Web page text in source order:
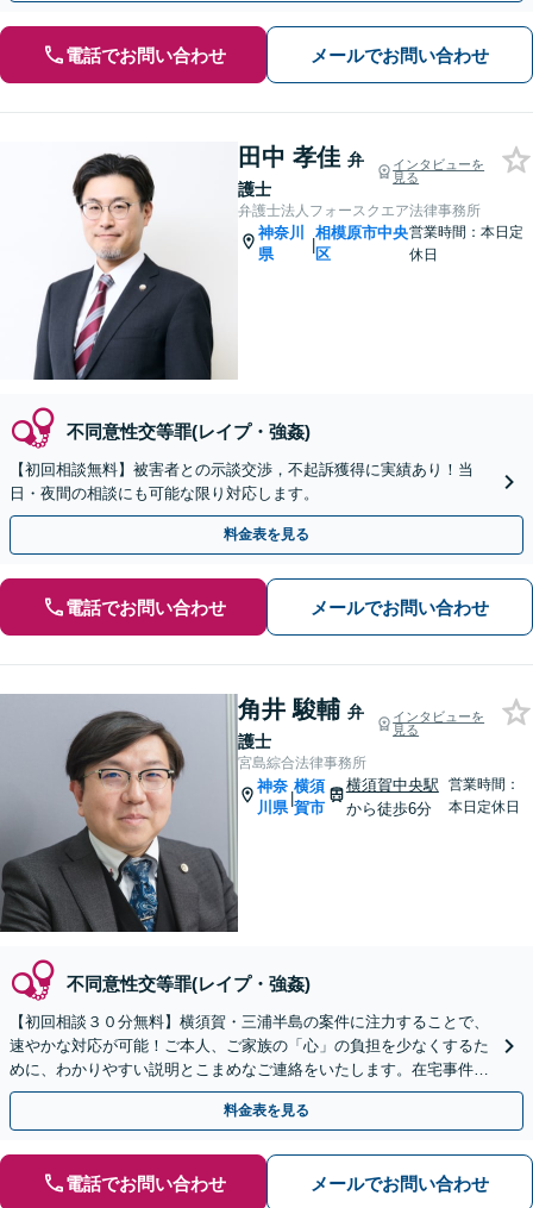
電話でお問い合わせ メールでお問い合わせ
田中 孝佳 弁
護士
インタビューを
見る
弁護士法人フォースクエア法律事務所
神奈川
県
|
相模原市中央
区
営業時間：本日定
休日
不同意性交等罪(レイプ・強姦)
【初回相談無料】被害者との示談交渉，不起訴獲得に実績あり！当
日・夜間の相談にも可能な限り対応します。
料金表を見る
電話でお問い合わせ メールでお問い合わせ
角井 駿輔 弁
護士
インタビューを
見る
宮島綜合法律事務所
神奈
川県
|
横須
賀市
横須賀中央駅
から徒歩6分
営業時間：
本日定休日
不同意性交等罪(レイプ・強姦)
【初回相談３０分無料】横須賀・三浦半島の案件に注力することで、
速やかな対応が可能！ご本人、ご家族の「心」の負担を少なくするた
めに、わかりやすい説明とこまめなご連絡をいたします。在宅事件で
も「油断禁物」です【横須賀中央駅6分】
料金表を見る
電話でお問い合わせ メールでお問い合わせ